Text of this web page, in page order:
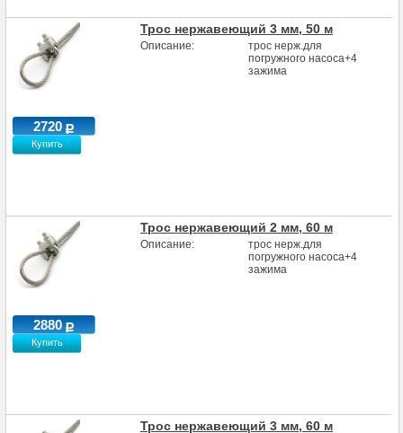
Трос нержавеющий 3 мм, 50 м
Описание:
трос нерж.для
погружного насоса+4
зажима
2720
Купить
Трос нержавеющий 2 мм, 60 м
Описание:
трос нерж.для
погружного насоса+4
зажима
2880
Купить
Трос нержавеющий 3 мм, 60 м